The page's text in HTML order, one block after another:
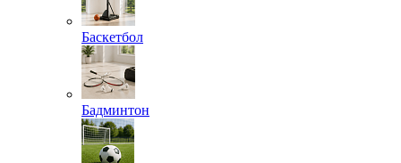
Баскетбол
Бадминтон